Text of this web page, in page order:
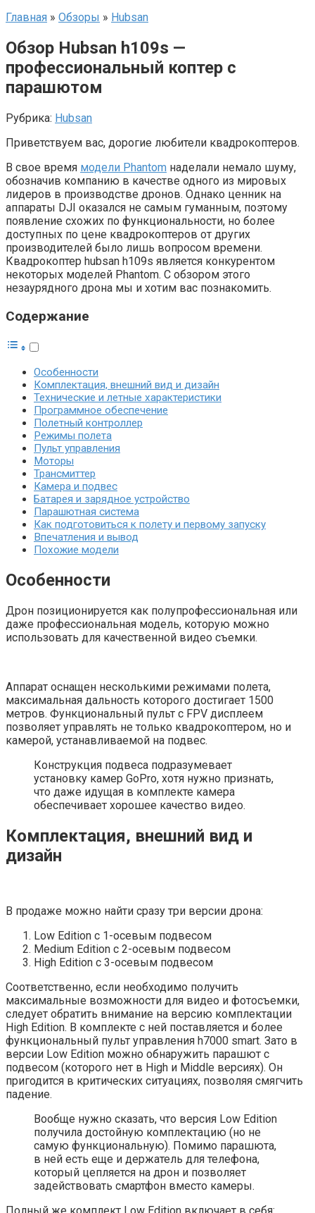
Главная » Обзоры » Hubsan
Обзор Hubsan h109s —
профессиональный коптер с
парашютом
Рубрика: Hubsan
Приветствуем вас, дорогие любители квадрокоптеров.
В свое время модели Phantom наделали немало шуму,
обозначив компанию в качестве одного из мировых
лидеров в производстве дронов. Однако ценник на
аппараты DJI оказался не самым гуманным, поэтому
появление схожих по функциональности, но более
доступных по цене квадрокоптеров от других
производителей было лишь вопросом времени.
Квадрокоптер hubsan h109s является конкурентом
некоторых моделей Phantom. С обзором этого
незаурядного дрона мы и хотим вас познакомить.
Содержание
Особенности
Комплектация, внешний вид и дизайн
Технические и летные характеристики
Программное обеспечение
Полетный контроллер
Режимы полета
Пульт управления
Моторы
Трансмиттер
Камера и подвес
Батарея и зарядное устройство
Парашютная система
Как подготовиться к полету и первому запуску
Впечатления и вывод
Похожие модели
Особенности
Дрон позиционируется как полупрофессиональная или
даже профессиональная модель, которую можно
использовать для качественной видео съемки.
Аппарат оснащен несколькими режимами полета,
максимальная дальность которого достигает 1500
метров. Функциональный пульт с FPV дисплеем
позволяет управлять не только квадрокоптером, но и
камерой, устанавливаемой на подвес.
Конструкция подвеса подразумевает
установку камер GoPro, хотя нужно признать,
что даже идущая в комплекте камера
обеспечивает хорошее качество видео.
Комплектация, внешний вид и
дизайн
В продаже можно найти сразу три версии дрона:
Low Edition с 1-осевым подвесом
Medium Edition с 2-осевым подвесом
High Edition с 3-осевым подвесом
Соответственно, если необходимо получить
максимальные возможности для видео и фотосъемки,
следует обратить внимание на версию комплектации
High Edition. В комплекте с ней поставляется и более
функциональный пульт управления h7000 smart. Зато в
версии Low Edition можно обнаружить парашют с
подвесом (которого нет в High и Middle версиях). Он
пригодится в критических ситуациях, позволяя смягчить
падение.
Вообще нужно сказать, что версия Low Edition
получила достойную комплектацию (но не
самую функциональную). Помимо парашюта,
в ней есть еще и держатель для телефона,
который цепляется на дрон и позволяет
задействовать смартфон вместо камеры.